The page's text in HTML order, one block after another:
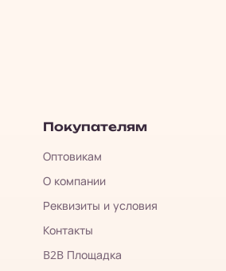
Покупателям
Оптовикам
О компании
Реквизиты и условия
Контакты
B2B Площадка